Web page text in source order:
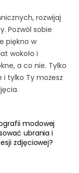
rozwijaj
Pozwól sobie
piękno w
wokoło i
a co nie. Tylko
tylko Ty możesz
modowej
ubrania i
zdjęciowej?